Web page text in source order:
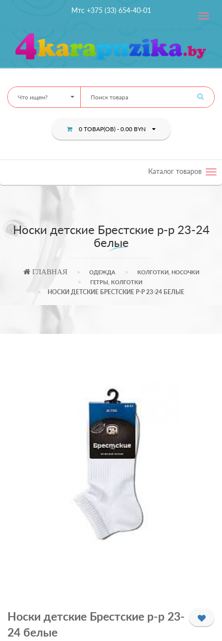
Мтс +375 (33) 654-40-01
Toggle
Что ищем?
0 ТОВАР(ОВ) - 0.00 BYN
Каталог товаров
Носки детские Брестские р-р 23-24
белые
ГЛАВНАЯ ОДЕЖДА
КОЛГОТКИ, НОСОЧКИ
ГЕТРЫ, КОЛГОТКИ
НОСКИ ДЕТСКИЕ БРЕСТСКИЕ Р-Р 23-24 БЕЛЫЕ
Носки детские Брестские р-р 23-
24 белые